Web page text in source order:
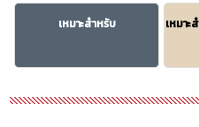
เหมาะสำหรับ
เหมา